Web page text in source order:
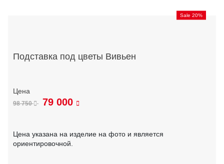
Sale 20%
Подставка под цветы Вивьен
98 750 79 000
Цена указана на изделие на фото и является
ориентировочной.